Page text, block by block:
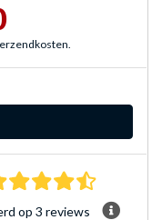
4.7 sterren
op 3 reviews